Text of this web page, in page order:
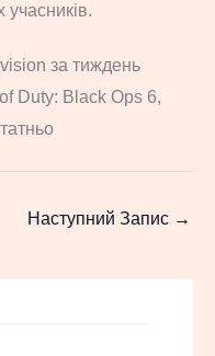
учасників.
за тиждень
Duty: Black Ops 6,
Наступний Запис →